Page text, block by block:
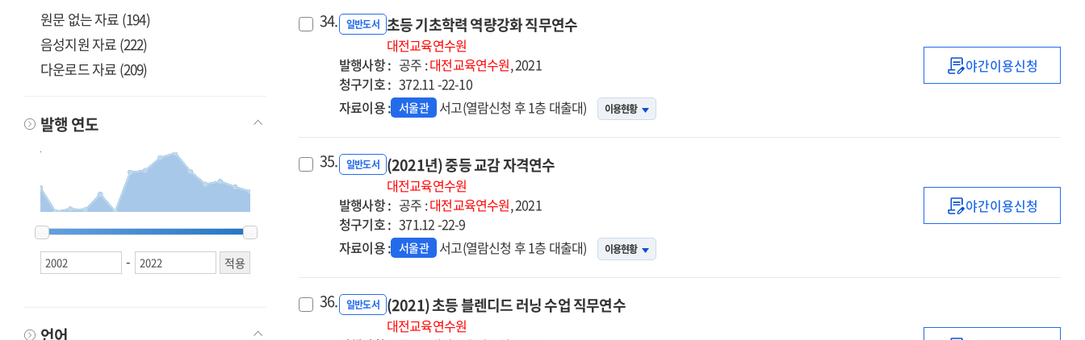
원문 없는 자료 (194)
음성지원 자료 (222)
다운로드 자료 (209)
발행 연도
-
언어
직무연수
34. 일반도서 초등 기초학력 역량강화 직무연수
대전교육연수원
발행사항 : 공주 :대전교육연수원, 2021
청구기호 : 372.11 -22-10
자료이용 : 서울관 서고(열람신청 후 1층 대출대) 이용현황
초등
야간이용신청
35. 일반도서 (2021년) 중등 교감 자격연수
대전교육연수원
발행사항 : 공주 :대전교육연수원, 2021
청구기호 : 371.12 -22-9
자료이용 : 서울관 서고(열람신청 후 1층 대출대) 이용현황
(2021년)
야간이용신청
36. 일반도서 (2021) 초등 블렌디드 러닝 수업 직무연수
대전교육연수원